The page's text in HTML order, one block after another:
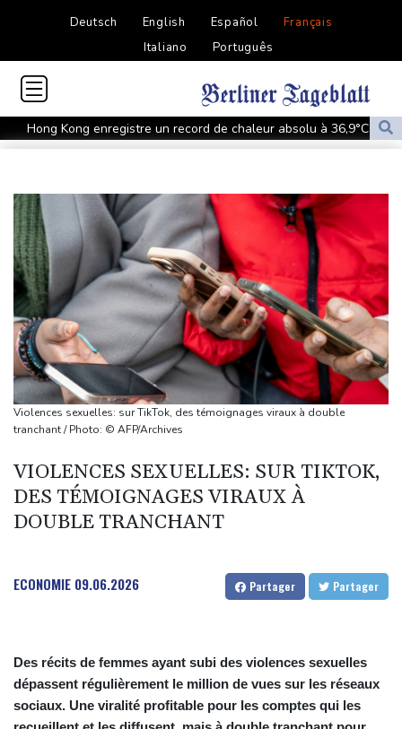
Deutsch English Español
Français
Italiano
Português
Hong Kong enregistre un record de chaleur absolu à 36,9°C
Des échanges de frappes font cinq morts en Ukraine et en
Les éclipses, une opportunité lumineuse pour les scientifiques
Japon: 81 ans après Hiroshima, le tabou de la dissuasion
nucléaire vacille
Aux Etats-Unis, la colère monte contre un vaste réseau de
surveillance des voitures
Les chrétiens de Cisjordanie cèdent à la tentation de l'exil
Dans le nord-est de l'Afghanistan, une ruée vers l'or qui
bouleverse vies et paysages
Canicule: à peine redémarrée, la centrale de Golfech de nouveau
à l'arrêt
propagent
Chine : annulations de vols et évacuations à l'approche du
typhon Dolphin
Violences sexuelles: sur TikTok, des témoignages viraux à double
tranchant / Photo: © AFP/Archives
VIOLENCES SEXUELLES: SUR TIKTOK,
DES TÉMOIGNAGES VIRAUX À
DOUBLE TRANCHANT
ECONOMIE 09.06.2026 Partager Partager
Des récits de femmes ayant subi des violences sexuelles
dépassent régulièrement le million de vues sur les réseaux
sociaux. Une viralité profitable pour les comptes qui les